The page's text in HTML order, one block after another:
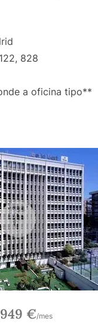
828
a oficina tipo**
€/mes